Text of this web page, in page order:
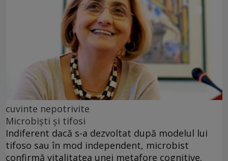
cuvinte nepotrivite
Microbiști și tifosi
Indiferent dacă s-a dezvoltat după modelul lui
tifoso sau în mod independent, microbist
confirmă vitalitatea unei metafore cognitive.